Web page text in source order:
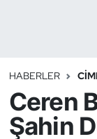
HABERLER
Ceren
Şahin
Binicilik
Bisiklet